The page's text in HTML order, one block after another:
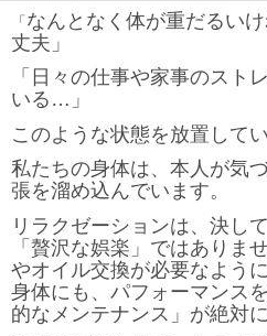
「 なんとなく体が重だるい
丈夫」
「日々の仕事や家事のスト
いる…」
このような状態を放置して
私たちの身体は、本人が気
張を溜め込んでいます。
リラクゼーションは、決し
「贅沢な娯楽」ではありま
やオイル交換が必要なよう
身体にも、パフォーマンス
的なメンテナンス」が絶対